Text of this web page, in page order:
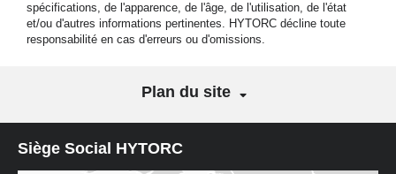
spécifications, de l'apparence, de l'âge, de l'utilisation, de l'état
et/ou d'autres informations pertinentes. HYTORC décline toute
responsabilité en cas d'erreurs ou d'omissions.
Plan du site
Siège Social HYTORC